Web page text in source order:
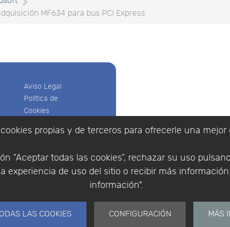
propias y de terceros para ofrecerle una
“Aceptar todas las cookies”, rechazar su uso
experiencia de uso del sitio o recibir más
información".
LAS COOKIES CONFIGURACIÓN MÁS
MF634 para bus PCI Express
Aviso Legal
Política de
Cookies
Privacidad
de compra
Identificarse
|Política de Cookies
© Copyright 1994 - 2026.
Distribuidor de
España y Portugal.